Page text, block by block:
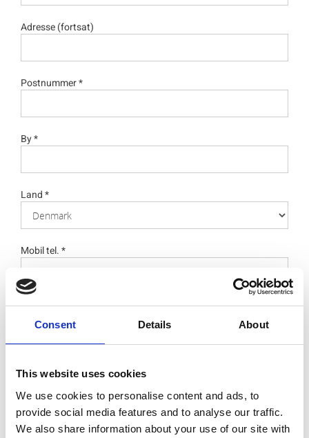
Consent Details About
This website uses cookies
We use cookies to personalise content and ads, to
provide social media features and to analyse our traffic.
We also share information about your use of our site with
Adresse (fortsat)
Postnummer *
By *
Land *
Mobil tel. *
Tlf. nr.
Bekræft email *